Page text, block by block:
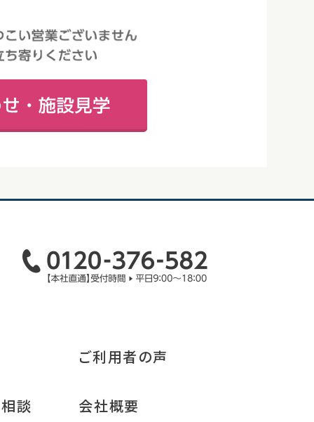
談
ご利用者の声
会社概要